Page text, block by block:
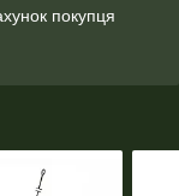
покупця